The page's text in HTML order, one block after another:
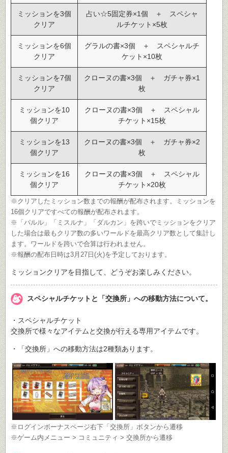
ミッションを3個
クリア
占い☆5固定券×1個 ＋ スペシャ
ルチケット×5枚
ミッションを6個
クリア
グラルの書×3個 ＋ スペシャルチ
ケット×10枚
ミッションを7個
クリア
クローヌの書×3個 ＋ ガチャ券×1
枚
ミッションを10
個クリア
クローヌの書×3個 ＋ スペシャル
チケット×15枚
ミッションを13
個クリア
クローヌの書×3個 ＋ ガチャ券×2
枚
ミッションを16
個クリア
クローヌの書×3個 ＋ スペシャル
チケット×20枚
※クリアしたミッション数までの報酬が配布されます。ミッションを
16個クリアですべての報酬が配布されます。
※「パルル」「ミスルナ」「ダルカン」を跨いでミッションをクリア
した場合は最もクリア数の多いワールドを最高クリア数として集計し
ます。ワールドを跨いで合算は行われません。
※報酬の配布日時は3月27日(火)を予定しております。
ミッションクリアを目指して、どうぞお楽しみください。
スペシャルチケットと「交換所」への移動方法について。
・スペシャルチケット
交換所で様々なアイテムと交換が行える専用アイテムです。
・「交換所」への移動方法は2種類あります。
※ログインボーナスページ右下「交換所」ボタンから遷移
※ゲーム内メニュー > コミュニティ > 交換所から遷移